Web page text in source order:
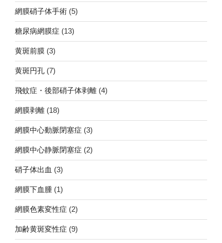
網膜硝子体手術 (5)
糖尿病網膜症 (13)
黄斑前膜 (3)
黄斑円孔 (7)
飛蚊症・後部硝子体剥離 (4)
網膜剥離 (18)
網膜中心動脈閉塞症 (3)
網膜中心静脈閉塞症 (2)
硝子体出血 (3)
網膜下血腫 (1)
網膜色素変性症 (2)
加齢黄斑変性症 (9)